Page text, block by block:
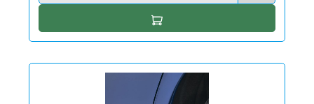
In den Warenkorb